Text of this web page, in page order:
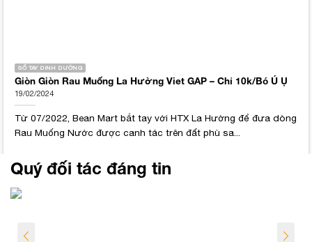
SỐ TAY DINH DƯỠNG
Giòn Giòn Rau Muống La Hường Viet GAP – Chỉ 10k/Bó Ú Ụ
19/02/2024
Từ 07/2022, Bean Mart bắt tay với HTX La Hường để đưa dòng
Rau Muống Nước được canh tác trên đất phù sa...
Quý đối tác đáng tin